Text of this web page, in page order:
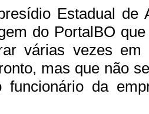
Estadual de
do PortalBO
várias vezes em
mas que não
funcionário da